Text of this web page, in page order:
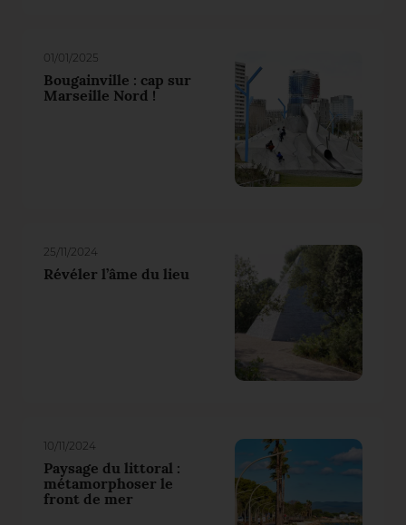
01/01/2025
Bougainville : cap sur
Marseille Nord !
25/11/2024
Révéler l’âme du lieu
10/11/2024
Paysage du littoral :
métamorphoser le
front de mer